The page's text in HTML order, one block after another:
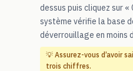
dessus puis cliquez sur
système vérifie la base
déverrouillage en moins
💡 Assurez-vous d’avoir
trois chiffres.